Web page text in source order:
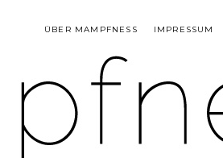
ÜBER MAMPFNESS IMPRESSUM